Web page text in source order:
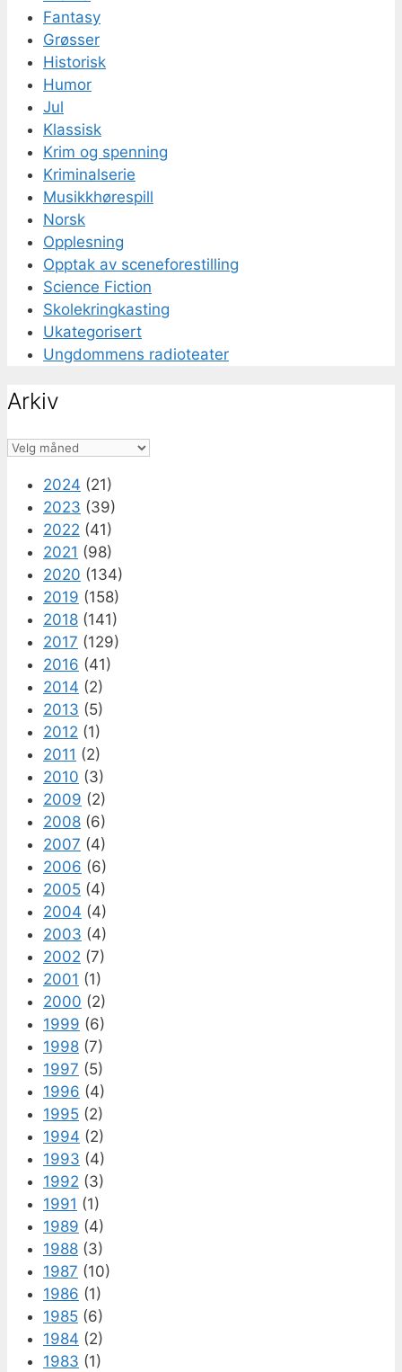
Fantasy
Grøsser
Historisk
Humor
Jul
Klassisk
Krim og spenning
Kriminalserie
Musikkhørespill
Norsk
Opplesning
Opptak av sceneforestilling
Science Fiction
Skolekringkasting
Ukategorisert
Ungdommens radioteater
Arkiv
Arkiv
2024 (21)
2023 (39)
2022 (41)
2021 (98)
2020 (134)
2019 (158)
2018 (141)
2017 (129)
2016 (41)
2014 (2)
2013 (5)
2012 (1)
2011 (2)
2010 (3)
2009 (2)
2008 (6)
2007 (4)
2006 (6)
2005 (4)
2004 (4)
2003 (4)
2002 (7)
2001 (1)
2000 (2)
1999 (6)
1998 (7)
1997 (5)
1996 (4)
1995 (2)
1994 (2)
1993 (4)
1992 (3)
1991 (1)
1989 (4)
1988 (3)
1987 (10)
1986 (1)
1985 (6)
1984 (2)
1983 (1)